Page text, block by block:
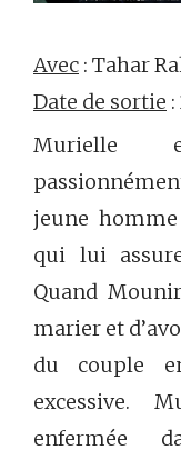
Avec : Tahar
Date de sortie
Murielle
jeune
qui lui
Quand
marier et
du couple
excessive.
enfermée